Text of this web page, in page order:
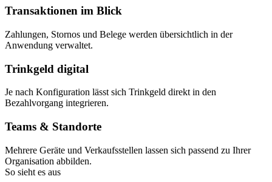
Transaktionen im Blick
Zahlungen, Stornos und Belege werden übersichtlich in der
Anwendung verwaltet.
Trinkgeld digital
Je nach Konfiguration lässt sich Trinkgeld direkt in den
Bezahlvorgang integrieren.
Teams & Standorte
Mehrere Geräte und Verkaufsstellen lassen sich passend zu Ihrer
Organisation abbilden.
So sieht es aus